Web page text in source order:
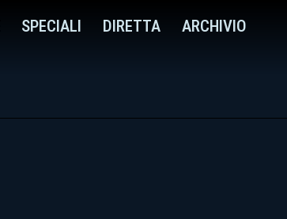
SPECIALI DIRETTA ARCHIVIO